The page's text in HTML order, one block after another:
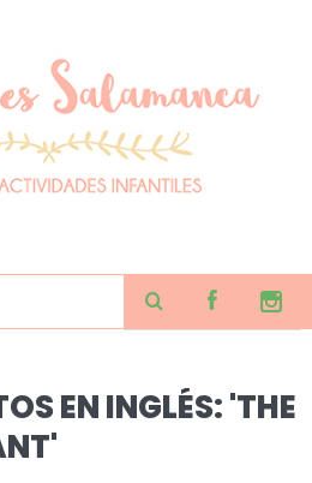
EN INGLÉS: 'THE